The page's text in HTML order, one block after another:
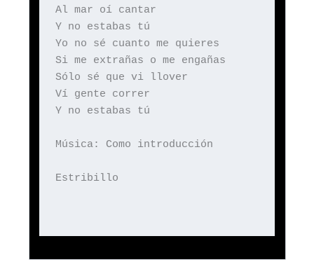
Al mar oí cantar
Y no estabas tú
Yo no sé cuanto me quieres
Si me extrañas o me engañas
Sólo sé que vi llover
Ví gente correr
Y no estabas tú
Música: Como introducción
Estribillo